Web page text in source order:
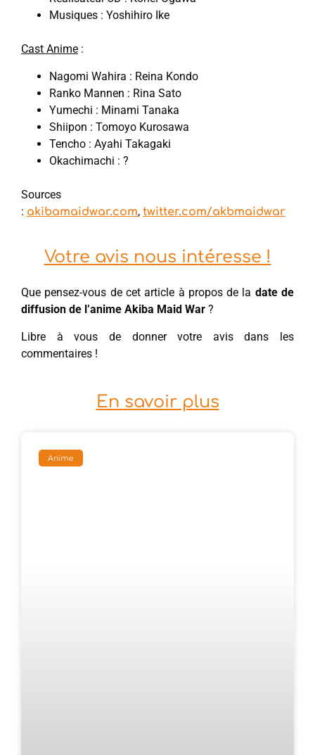
Musiques : Yoshihiro Ike
Cast Anime :
Nagomi Wahira : Reina Kondo
Ranko Mannen : Rina Sato
Yumechi : Minami Tanaka
Shiipon : Tomoyo Kurosawa
Tencho : Ayahi Takagaki
Okachimachi : ?
Sources
: akibamaidwar.com, twitter.com/akbmaidwar
Votre avis nous intéresse !
Que pensez-vous de cet article à propos de la date de
diffusion de l’anime Akiba Maid War ?
Libre à vous de donner votre avis dans les
commentaires !
En savoir plus
Anime